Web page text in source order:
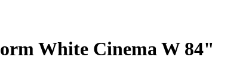
White Cinema W 84"